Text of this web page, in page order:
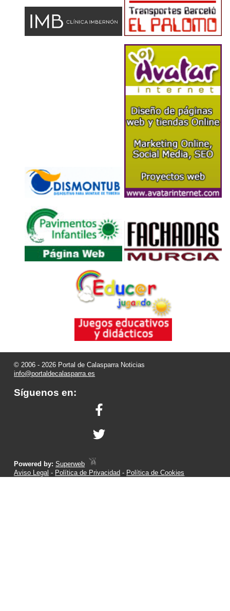
© 2006 - 2026 Portal de Calasparra Noticias
info@portaldecalasparra.es
Síguenos en:
Powered by:Superweb
Aviso Legal - Política de Privacidad - Política de Cookies